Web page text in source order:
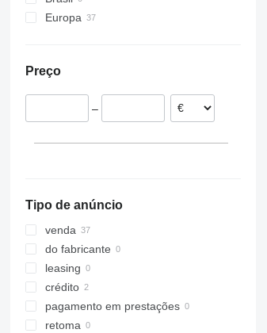
Europa
Hungria
Estónia
Preço
–
Tipo de anúncio
venda
do fabricante
leasing
crédito
pagamento em prestações
retoma